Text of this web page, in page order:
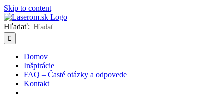
Skip to content
Hľadať:
Domov
Inšpirácie
FAQ – Časté otázky a odpovede
Kontakt